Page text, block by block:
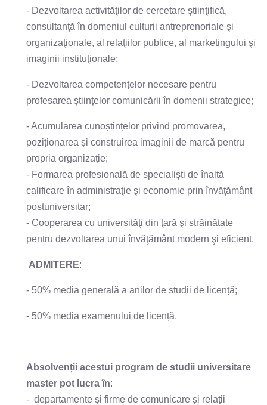
- Dezvoltarea activităţilor de cercetare ştiinţifică,
consultanţă în domeniul culturii antreprenoriale şi
organizaţionale, al relaţiilor publice, al marketingului şi
imaginii instituţionale;
- Dezvoltarea competențelor necesare pentru
profesarea științelor comunicării în domenii strategice;
- Acumularea cunoștințelor privind promovarea,
poziționarea și construirea imaginii de marcă pentru
propria organizație;
- Formarea profesională de specialişti de înaltă
calificare în administraţie şi economie prin învăţământ
postuniversitar;
- Cooperarea cu universităţi din ţară şi străinătate
pentru dezvoltarea unui învăţământ modern şi eficient.
ADMITERE:
- 50% media generală a anilor de studii de licență;
- 50% media examenului de licență.
Absolvenții acestui program de studii universitare
master pot lucra în:
- departamente și firme de comunicare și relații